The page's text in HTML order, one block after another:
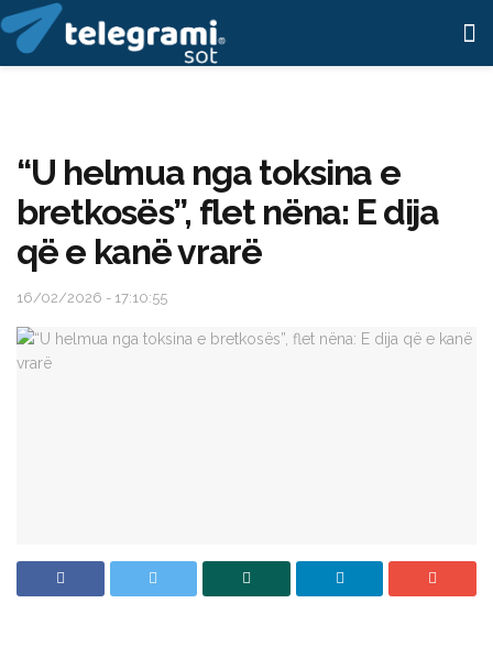
“U helmua nga toksina e
bretkosës”, flet nëna: E dija
që e kanë vrarë
16/02/2026 - 17:10:55